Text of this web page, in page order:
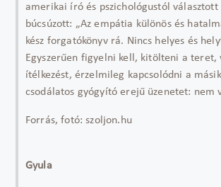
amerikai író és pszichológustól választott
búcsúzott: „Az empátia különös és
kész forgatókönyv rá. Nincs helyes és
Egyszerűen figyelni kell, kitölteni a teret,
ítélkezést, érzelmileg kapcsolódni a
csodálatos gyógyító erejű üzenetet: nem
Forrás, fotó: szoljon.hu
Gyula